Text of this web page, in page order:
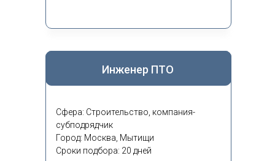
Инженер ПТО
Сфера: Строительство, компания-
субподрядчик
Город: Москва, Мытищи
Сроки подбора: 20 дней